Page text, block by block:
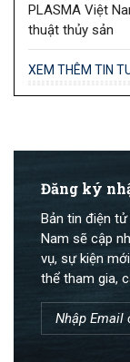
PLASMA Việt
thuật thủy sản
XEM THÊM TIN
Đăng ký
Bản tin điện
Nam sẽ cập
vụ, sự kiện
thể tham gia,